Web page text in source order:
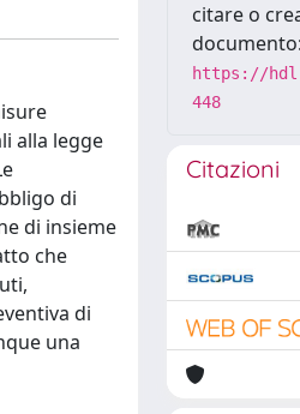
alla legge
di
di insieme
che
di
una
citare o
documento:
https://
448
Citazioni